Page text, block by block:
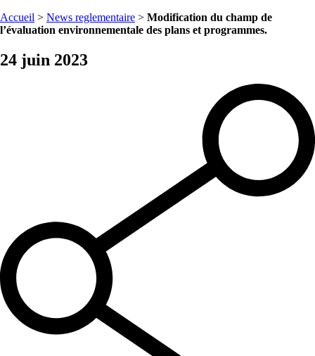
Accueil > News reglementaire > Modification du champ de
l’évaluation environnementale des plans et programmes.
24 juin 2023